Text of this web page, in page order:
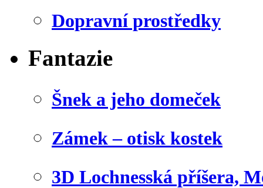
Dopravní prostředky
Fantazie
Šnek a jeho domeček
Zámek – otisk kostek
3D Lochnesská příšera,